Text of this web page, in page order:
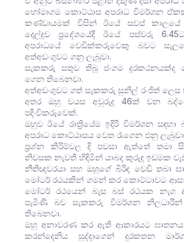
හෝමාගම කොට්ඨාස අපරාධ විමර්ශන
කණ්ඩායමක් විසින් ඊයේ සවස්
දෙල්දූව ප්‍රදේශයේදී ඊයේ පස්වරු
අපරාධයේ වෙඩික්කරුවෙකු බවට
අත්අඩංගුවට ගනු ලැබුවා.
සැකකරු සතුව තිබූ ජංගම දුරකථනයක්ද
ගෙන ති‌බෙනවා.
අත්අඩංගුවට ගත් සැකකරු සුනිල් රංජිත්
අතර ඔහු වයස අවුරුදු 46ක් වන
පදිංචිකරුවෙක්.
ඔහුව ඊයේ රාත්‍රියේම ඉදිරි විමර්ශන
අපරාධ කොට්ඨාසය වෙත රැගෙන එනු
ප්‍රශ්න කිරිම්වල දි පවසා ඇත්තේ තමා
නිවසක නැවතී හිඳිමින් යාබද කුරුඳු ඉඩමක
නීතිඥවරයා සහ ඔහුගේ බිරිඳ වෙඩි තබා
මෝටර් රථයකින් ගමන් කර කොට්ටාවට
මෝටර් රථයෙන් බැස බස් රථයක නැග
පැමිණි බව සැකකරු විමර්ශන නිලධාරීන්
තිබෙනවා.
ඔහු අනාවරණ කර ඇති ආකාරයට
කරන්දෙනිය සුද්දාගෙන් දුරකතන